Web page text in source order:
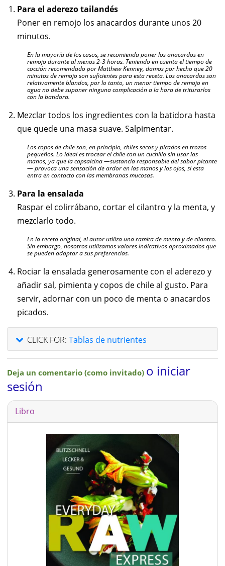
Para el aderezo tailandés
Poner en remojo los anacardos durante unos 20
minutos.
En la mayoría de los casos, se recomienda poner los anacardos en
remojo durante al menos 2-3 horas. Teniendo en cuenta el tiempo de
cocción recomendado por Matthew Kenney, damos por hecho que 20
minutos de remojo son suficientes para esta receta. Los anacardos son
relativamente blandos, por lo tanto, un menor tiempo de remojo en
agua no debe suponer ninguna complicación a la hora de triturarlos
con la batidora.
Mezclar todos los ingredientes con la batidora hasta
que quede una masa suave. Salpimentar.
Los copos de chile son, en principio, chiles secos y picados en trozos
pequeños. Lo ideal es trocear el chile con un cuchillo sin usar las
manos, ya que la capsaicina —sustancia responsable del sabor picante
— provoca una sensación de ardor en las manos y los ojos, si esta
entra en contacto con las membranas mucosas.
Para la ensalada
Raspar el colirrábano, cortar el cilantro y la menta, y
mezclarlo todo.
En la receta original, el autor utiliza una ramita de menta y de cilantro.
Sin embargo, nosotros utilizamos valores indicativos aproximados que
se pueden adaptar a sus preferencias.
Rociar la ensalada generosamente con el aderezo y
añadir sal, pimienta y copos de chile al gusto. Para
servir, adornar con un poco de menta o anacardos
picados.
CLICK FOR: Tablas de nutrientes
Deja un comentario (como invitado) o iniciar
sesión
Libro